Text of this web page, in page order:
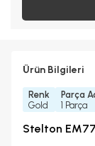
Ürün Bilgileri
Renk
Gold
Parça
1 Parça
Stelton